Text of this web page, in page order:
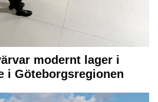
modernt lager i
i Göteborgsregionen